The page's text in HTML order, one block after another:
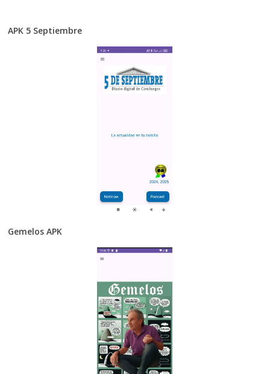
APK 5 Septiembre
Gemelos APK